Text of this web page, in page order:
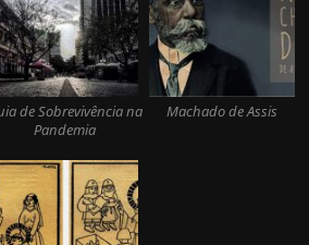
de Sobrevivência na
Pandemia
Machado de Assis